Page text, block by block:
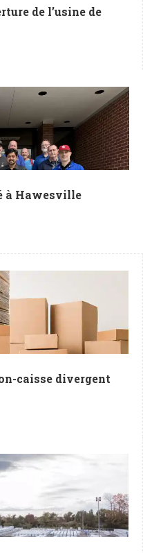
de l’usine de
à Hawesville
caisse divergent